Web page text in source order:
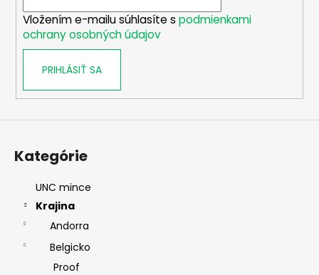
Vložením e-mailu súhlasíte s podmienkami
ochrany osobných údajov
PRIHLÁSIŤ SA
Kategórie
UNC mince
Krajina
Andorra
Belgicko
Proof